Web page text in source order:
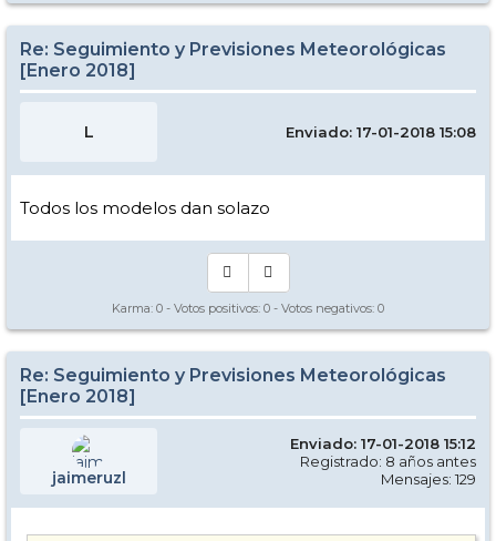
Re: Seguimiento y Previsiones Meteorológicas
[Enero 2018]
L Enviado: 17-01-2018 15:08
Todos los modelos dan solazo
Karma: 0 - Votos positivos: 0 - Votos negativos: 0
Re: Seguimiento y Previsiones Meteorológicas
[Enero 2018]
jaimeruzl
Enviado: 17-01-2018 15:12
Registrado: 8 años antes
Mensajes: 129